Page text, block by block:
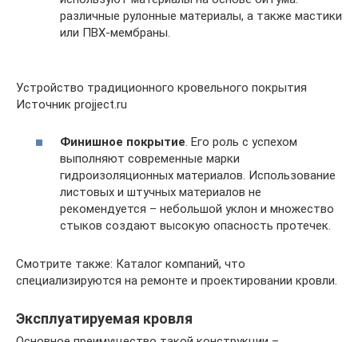
различные рулонные материалы, а также мастики
или ПВХ-мембраны.
Устройство традиционного кровельного покрытия
Источник projject.ru
Финишное покрытие . Его роль с успехом
выполняют современные марки
гидроизоляционных материалов. Использование
листовых и штучных материалов не
рекомендуется – небольшой уклон и множество
стыков создают высокую опасность протечек.
Смотрите также: Каталог компаний, что
специализируются на ремонте и проектировании кровли.
Эксплуатируемая кровля